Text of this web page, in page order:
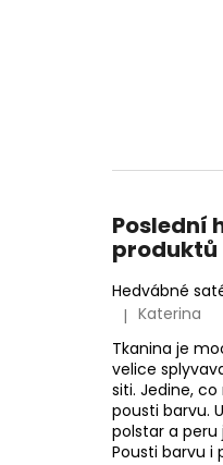
Poslední
produktů
Hodnocení
| Katerina
Tkanina je
velice
siti. Jedine, co
pousti barvu.
polstar a
Pousti barvu i